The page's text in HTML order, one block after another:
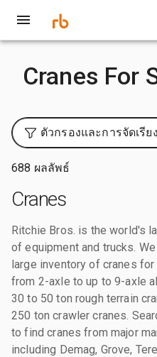
Cranes For
ตัวกรองและการจัดเรียง
688 ผลลัพธ์
Cranes
Ritchie Bros. is the world's
of equipment and trucks.
large inventory of cranes for
from 2-axle to up to 9-axle
30 to 50 ton rough terrain
250 ton crawler cranes.
to find cranes from major
including Demag, Grove,